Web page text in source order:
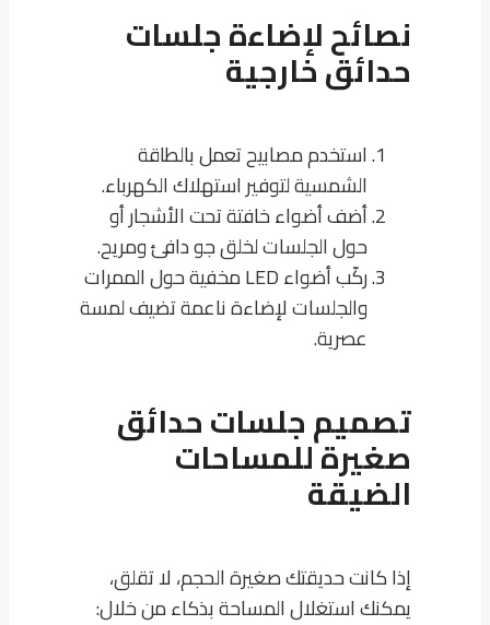
نصائح لإضاءة جلسات
حدائق خارجية
استخدم مصابيح تعمل بالطاقة
الشمسية لتوفير استهلاك الكهرباء.
أضف أضواء خافتة تحت الأشجار أو
حول الجلسات لخلق جو دافئ ومريح.
ركّب أضواء LED مخفية حول الممرات
والجلسات لإضاءة ناعمة تضيف لمسة
عصرية.
تصميم جلسات حدائق
صغيرة للمساحات
الضيقة
إذا كانت حديقتك صغيرة الحجم، لا تقلق،
يمكنك استغلال المساحة بذكاء من خلال: